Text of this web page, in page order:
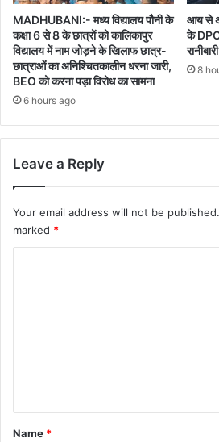
MADHUBANI:- मध्य विद्यालय पौनी के
कक्षा 6 से 8 के छात्रों को कालिकापुर
विद्यालय में नाम जोड़ने के खिलाफ छात्र-
छात्राओं का अनिश्चितकालीन धरना जारी,
BEO को करना पड़ा विरोध का सामना
6 hours ago
आय से
के
8
Leave a Reply
Your email address will not be published.
marked *
*
Name *